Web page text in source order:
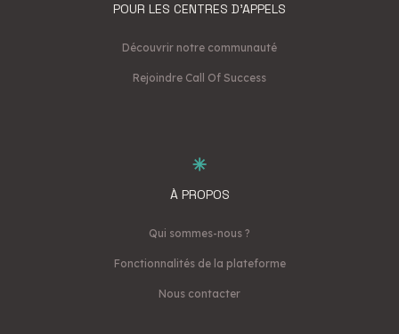
POUR LES CENTRES D'APPELS
Découvrir notre communauté
Rejoindre Call Of Success
À PROPOS
Qui sommes-nous ?
Fonctionnalités de la plateforme
Nous contacter